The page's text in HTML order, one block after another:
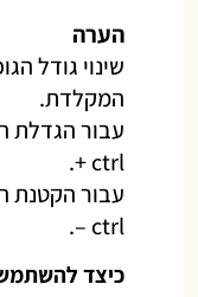
הערה
שינוי גודל
המקלדת.
עבור הגדלת
ctrl +.
עבור הקטנת
ctrl –.
כיצד